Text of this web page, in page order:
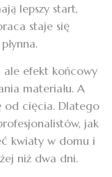
lepszy start,
staje się
ale efekt końcowy
materiału. A
od cięcia. Dlatego
jak
kwiaty w domu i
niż dwa dni.